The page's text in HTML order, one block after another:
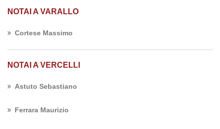
NOTAI A VARALLO
Cortese Massimo
NOTAI A VERCELLI
Astuto Sebastiano
Ferrara Maurizio